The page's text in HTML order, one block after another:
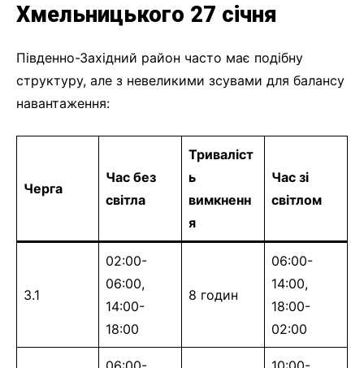
Хмельницького 27 січня
Південно-Західний район часто має подібну
структуру, але з невеликими зсувами для балансу
навантаження:
Черга
Час без
світла
Триваліст
ь
вимкненн
я
Час зі
світлом
3.1
02:00-
06:00,
14:00-
18:00
8 годин
06:00-
14:00,
18:00-
02:00